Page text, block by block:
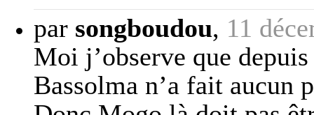
par songboudou, 11
Moi j’observe que
Bassolma n’a fait aucun